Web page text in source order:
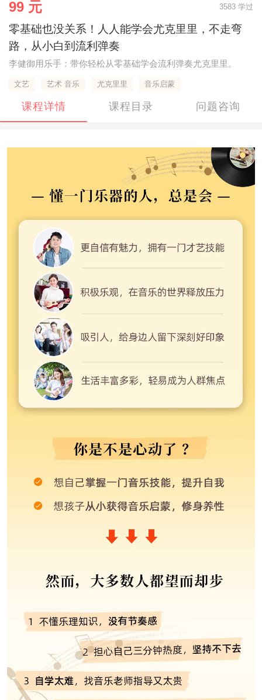
99 元 3583 学过
零基础也没关系！人人能学会尤克里里，不走弯
路，从小白到流利弹奏
李健御用乐手：带你轻松从零基础学会流利弹奏尤克里里。
文艺 艺术 音乐 尤克里里 音乐启蒙
课程详情 课程目录 问题咨询